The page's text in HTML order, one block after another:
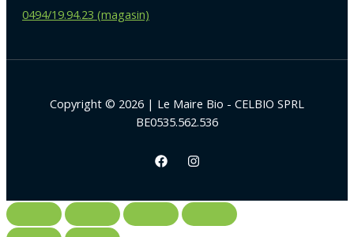
0494/19.94.23 (magasin)
Copyright © 2026 | Le Maire Bio - CELBIO SPRL
BE0535.562.536